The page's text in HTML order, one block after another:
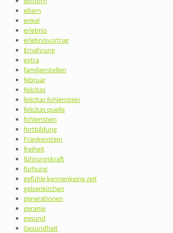
eltern
enkel
erlebnis
erlebnisvortrag
Ernährung
extra
familienstellen
februar
felicitas
felicitas fohlenstein
felicitas quelle
fohlenstein
fortbildung
Frankenstein
freiheit
führungskraft
fürhung
gefühle kennenkeine zeit
gelsenkirchen
generationen
geranie
gesund
Gesundheit